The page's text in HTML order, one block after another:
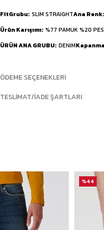
FitGrubu SLIM STRAIGHTAna Renk
Ürün Karışımı %77 PAMUK %20
ÜRÜN ANA GRUBU DENIM
ÖDEME SEÇENEKLERI
TESLIMAT/İADE ŞARTLARI
%44